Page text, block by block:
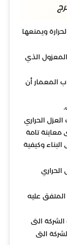
ويمنعها
الذي
المعمار أن
الحراري
معاينة تامة
وكيفية
عليه
التى
التى